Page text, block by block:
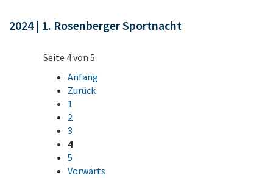
2024 | 1. Rosenberger Sportnacht
Seite 4 von 5
Anfang
Zurück
1
2
3
4
5
Vorwärts